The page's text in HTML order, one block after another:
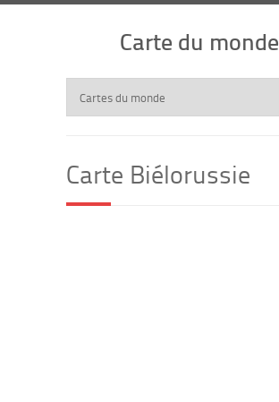
Carte du monde
Carte Biélorussie